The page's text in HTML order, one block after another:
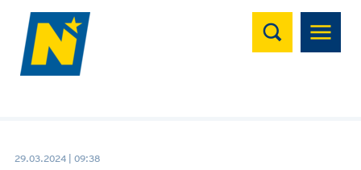
Suchen
29.03.2024 | 09:38